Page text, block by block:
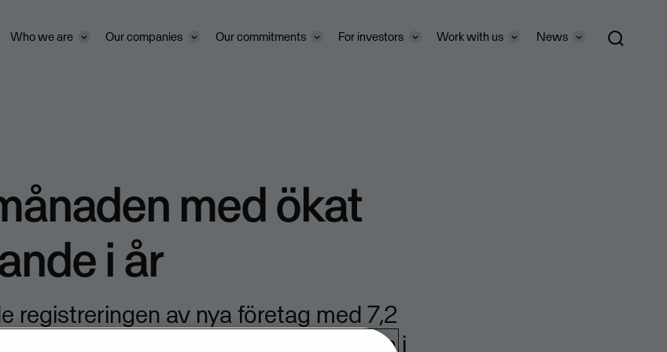
Who we are Our companies Our commitments For investors Work with us News
med ökat
i år
registreringen av nya företag med 7,2
med i fjol. Av de tio första månaderna i